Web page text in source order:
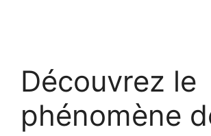
Découvrez le
phénomène